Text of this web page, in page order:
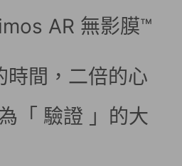
AR 無影膜™
間，二倍的心
「 驗證 」的大